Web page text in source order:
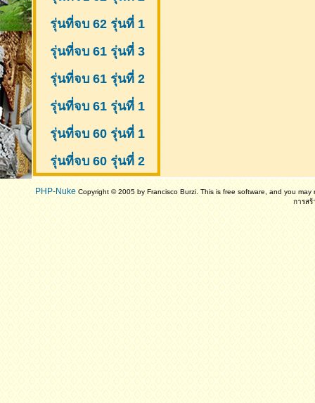
รุ่นที่จบ 62 รุ่นที่ 1
รุ่นที่จบ 61 รุ่นที่ 3
รุ่นที่จบ 61 รุ่นที่ 2
รุ่นที่จบ 61รุ่นที่ 1
รุ่นที่จบ 60 รุ่นที่ 1
รุ่นที่จบ 60 รุ่นที่ 2
PHP-NukeCopyright © 2005 by Francisco Burzi. This is free software, and you
การส